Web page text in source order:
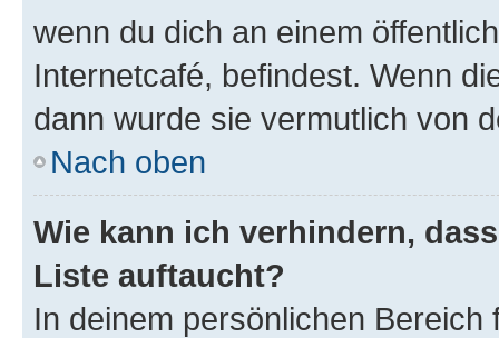
wenn du dich an einem
Internetcafé, befindest. Wenn
dann wurde sie vermutlich von
Nach oben
Wie kann ich verhindern,
Liste auftaucht?
In deinem persönlichen